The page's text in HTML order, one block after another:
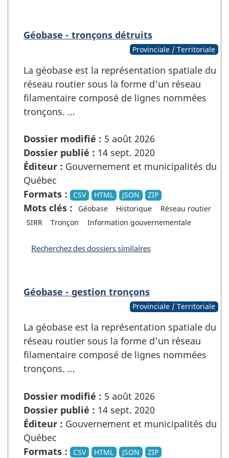
Géobase - tronçons détruits
Provinciale / Territoriale
La géobase est la représentation spatiale du
réseau routier sous la forme d'un réseau
filamentaire composé de lignes nommées
tronçons. …
Dossier modifié : 5 août 2026
Dossier publié : 14 sept. 2020
Éditeur : Gouvernement et municipalités du
Québec
Formats :
CSV HTML JSON ZIP
Mots clés : Géobase Historique
Réseau routier
SIRR
Tronçon Information gouvernementale
Recherchez des dossiers similaires
Géobase - gestion tronçons
Provinciale / Territoriale
La géobase est la représentation spatiale du
réseau routier sous la forme d'un réseau
filamentaire composé de lignes nommées
tronçons. …
Dossier modifié : 5 août 2026
Dossier publié : 14 sept. 2020
Éditeur : Gouvernement et municipalités du
Québec
Formats :
CSV HTML JSON ZIP